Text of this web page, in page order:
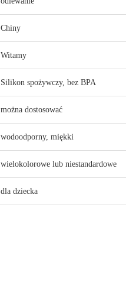
Chiny
Witamy
Silikon spożywczy, bez BPA
można dostosować
wodoodporny, miękki
wielokolorowe lub niestandardowe
dla dziecka